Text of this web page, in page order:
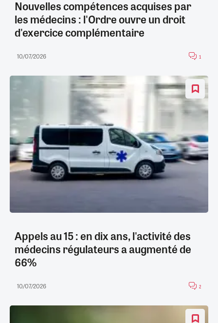
Nouvelles compétences acquises par
les médecins : l'Ordre ouvre un droit
d'exercice complémentaire
10/07/2026 1
Appels au 15 : en dix ans, l'activité des
médecins régulateurs a augmenté de
66%
10/07/2026 2